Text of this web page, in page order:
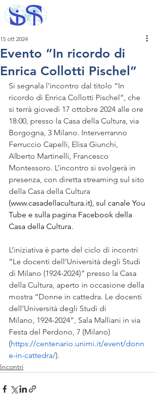
Evento “In ricordo di
Enrica Collotti Pischel”
15 ott 2024
Si segnala l'incontro dal titolo “In
ricordo di Enrica Collotti Pischel”, che
si terrà giovedì 17 ottobre 2024 alle ore
18:00, presso la Casa della Cultura, via
Borgogna, 3 Milano. Interverranno
Ferruccio Capelli, Elisa Giunchi,
Alberto Martinelli, Francesco
Montessoro. L’incontro si svolgerà in
presenza, con diretta streaming sul sito
della Casa della Cultura
(www.casadellacultura.it), sul canale You
Tube e sulla pagina Facebook della
Casa della Cultura.
L’iniziativa è parte del ciclo di incontri
”Le docenti dell’Università degli Studi
di Milano (1924-2024)” presso la Casa
della Cultura, aperto in occasione della
mostra “Donne in cattedra. Le docenti
dell’Università degli Studi di
Milano, 1924-2024”, Sala Malliani in via
Festa del Perdono, 7 (Milano)
(https://centenario.unimi.it/event/donn
e-in-cattedra/).
Incontri